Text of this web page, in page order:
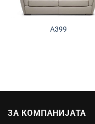
Додади
A399
ЗА КОМПАНИЈАТА